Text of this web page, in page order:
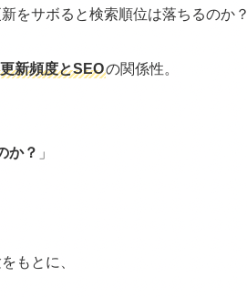
をサボると検索順位は落ちるのか？
新頻度とSEOの関係性。
か？ 」
もとに、